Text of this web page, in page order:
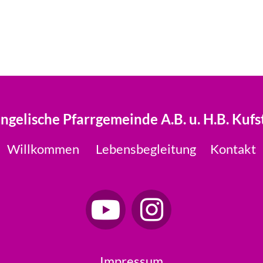
Pfarrgemeinde A.B. u. H.B.
Willkommen Lebensbegleitung Kontakt